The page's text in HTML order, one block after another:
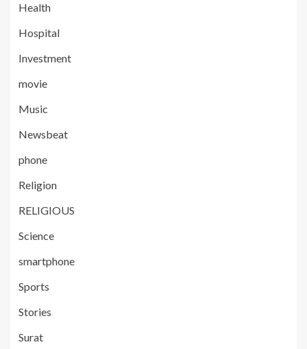
Health
Hospital
Investment
movie
Music
Newsbeat
phone
Religion
RELIGIOUS
Science
smartphone
Sports
Stories
Surat